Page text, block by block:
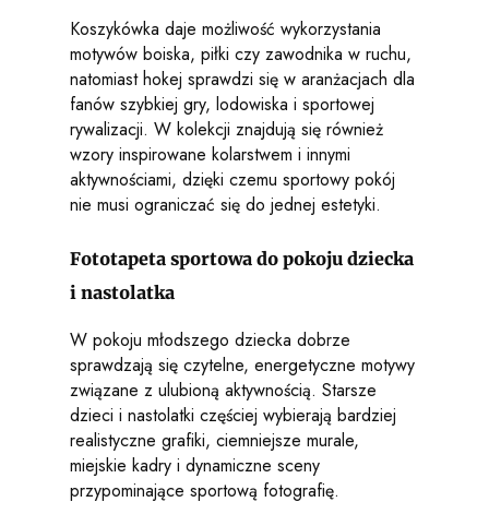
Koszykówka daje możliwość wykorzystania
motywów boiska, piłki czy zawodnika w ruchu,
natomiast hokej sprawdzi się w aranżacjach dla
fanów szybkiej gry, lodowiska i sportowej
rywalizacji. W kolekcji znajdują się również
wzory inspirowane kolarstwem i innymi
aktywnościami, dzięki czemu sportowy pokój
nie musi ograniczać się do jednej estetyki.
Fototapeta sportowa do pokoju dziecka
i nastolatka
W pokoju młodszego dziecka dobrze
sprawdzają się czytelne, energetyczne motywy
związane z ulubioną aktywnością. Starsze
dzieci i nastolatki częściej wybierają bardziej
realistyczne grafiki, ciemniejsze murale,
miejskie kadry i dynamiczne sceny
przypominające sportową fotografię.